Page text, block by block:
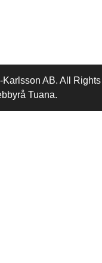
AB. All Rights
Tuana.​